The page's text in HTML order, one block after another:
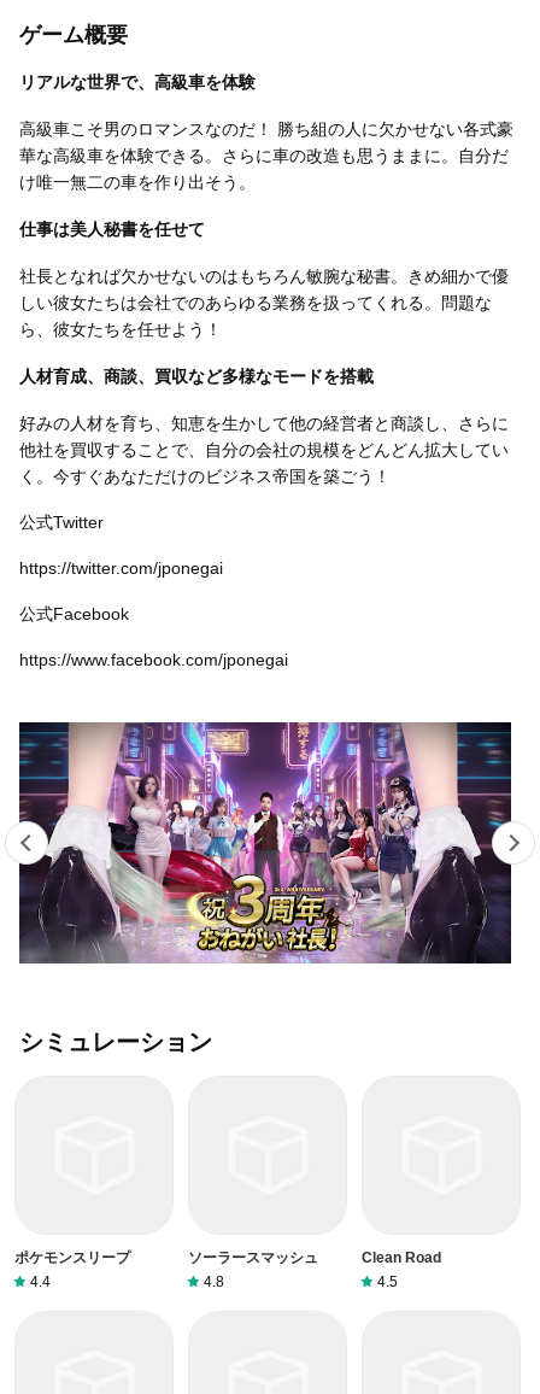
ゲーム概要
リアルな世界で、高級車を体験
高級車こそ男のロマンスなのだ！ 勝ち組の人に欠かせない各式豪
華な高級車を体験できる。さらに車の改造も思うままに。自分だ
け唯一無二の車を作り出そう。
仕事は美人秘書を任せて
社長となれば欠かせないのはもちろん敏腕な秘書。きめ細かで優
しい彼女たちは会社でのあらゆる業務を扱ってくれる。問題な
ら、彼女たちを任せよう！
人材育成、商談、買収など多様なモードを搭載
好みの人材を育ち、知恵を生かして他の経営者と商談し、さらに
他社を買収することで、自分の会社の規模をどんどん拡大してい
く。今すぐあなただけのビジネス帝国を築ごう！
公式Twitter
https://twitter.com/jponegai
公式Facebook
https://www.facebook.com/jponegai
シミュレーション
ポケモンスリープ
4.4
ソーラースマッシュ
4.8
Clean Road
4.5